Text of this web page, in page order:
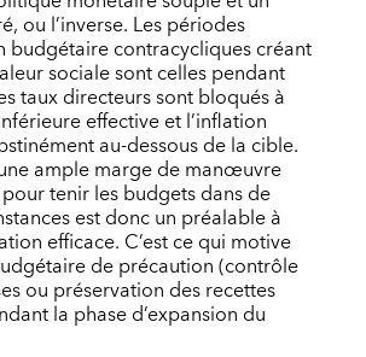
ou l’inverse. Les périodes
budgétaire contracycliques créant
sociale sont celles pendant
taux directeurs sont bloqués à
effective et l’inflation
au-dessous de la cible.
ample marge de manœuvre
tenir les budgets dans de
est donc un préalable à
efficace. C’est ce qui motive
de précaution (contrôle
ou préservation des recettes
la phase d’expansion du